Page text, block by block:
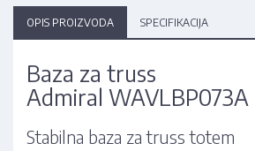
OPIS PROIZVODA SPECIFIKACIJA
Baza za truss
Admiral WAVLBP073A
Stabilna baza za truss totem